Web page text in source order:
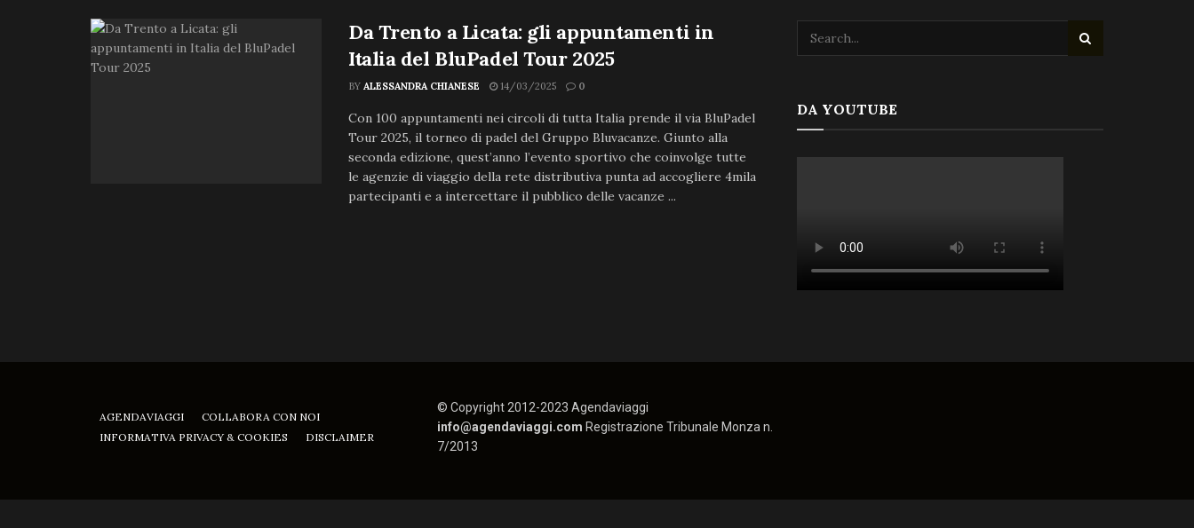
Da Trento a Licata: gli appuntamenti in
Italia del BluPadel Tour 2025
BY ALESSANDRA CHIANESE 14/03/2025 0
Con 100 appuntamenti nei circoli di tutta Italia prende il via BluPadel
Tour 2025, il torneo di padel del Gruppo Bluvacanze. Giunto alla
seconda edizione, quest’anno l’evento sportivo che coinvolge tutte
le agenzie di viaggio della rete distributiva punta ad accogliere 4mila
partecipanti e a intercettare il pubblico delle vacanze ...
DA YOUTUBE
AGENDAVIAGGI
COLLABORA CON NOI
INFORMATIVA PRIVACY & COOKIES
DISCLAIMER
© Copyright 2012-2023 Agendaviaggi
info@agendaviaggi.com Registrazione Tribunale Monza n.
7/2013